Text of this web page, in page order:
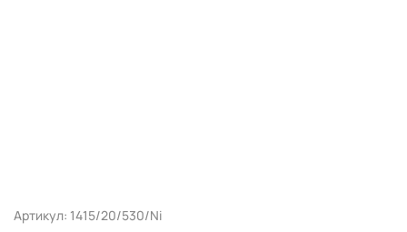
Артикул: 1415/20/530/Ni